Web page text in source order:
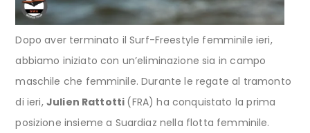
Dopo aver terminato il Surf-Freestyle femminile ieri,
abbiamo iniziato con un’eliminazione sia in campo
maschile che femminile. Durante le regate al tramonto
di ieri, Julien Rattotti (FRA) ha conquistato la prima
posizione insieme a Suardiaz nella flotta femminile.